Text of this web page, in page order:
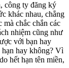
công ty đăng ký
khác nhau, chẳng
chắc chắn các
nhiệm cũng như
với bạn hay
hạn hay không? Vì
hết hạn tên miền,